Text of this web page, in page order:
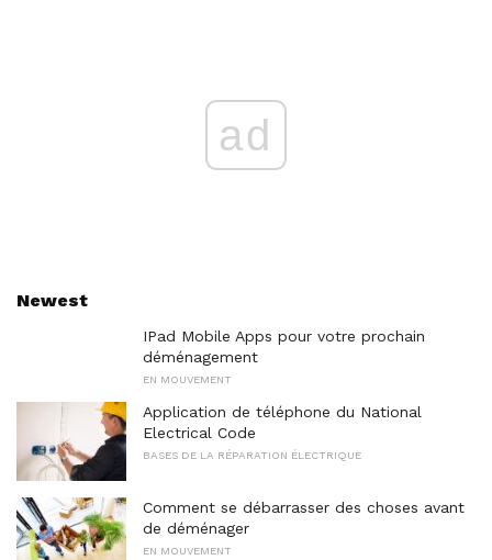
ad
Newest
IPad Mobile Apps pour votre prochain
déménagement
EN MOUVEMENT
Application de téléphone du National
Electrical Code
BASES DE LA RÉPARATION ÉLECTRIQUE
Comment se débarrasser des choses avant
de déménager
EN MOUVEMENT